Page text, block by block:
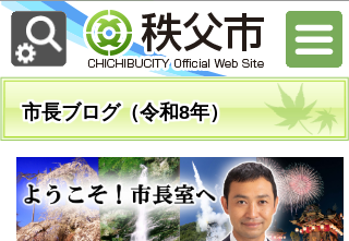
市長ブログ（令和8年）